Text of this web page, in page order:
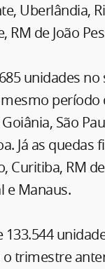
Uberlândia,
RM de João
unidades
São
Já as
Curitiba, RM
e Manaus.
o trimestre